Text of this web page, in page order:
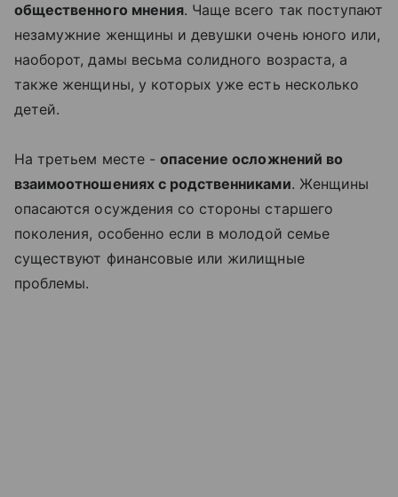
общественного мнения. Чаще всего так поступают
незамужние женщины и девушки очень юного или,
наоборот, дамы весьма солидного возраста, а
также женщины, у которых уже есть несколько
детей.
На третьем месте - опасение осложнений во
взаимоотношениях с родственниками. Женщины
опасаются осуждения со стороны старшего
поколения, особенно если в молодой семье
существуют финансовые или жилищные
проблемы.